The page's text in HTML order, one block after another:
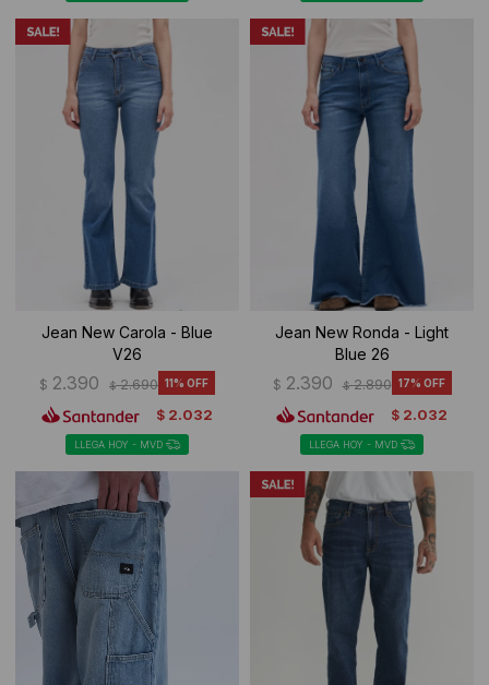
Jean New Carola - Blue
V26
$ 2.390 $ 2.690 11
$ 2.032
LLEGA HOY - MVD
Jean New Ronda - Light
Blue 26
$ 2.390 $ 2.890 17
$ 2.032
LLEGA HOY - MVD